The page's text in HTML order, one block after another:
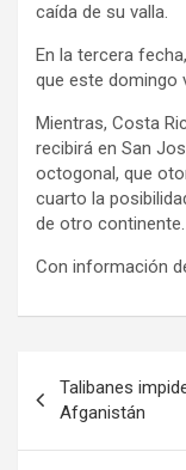
caída de su valla.
En la tercera
que este domingo
Mientras, Costa
recibirá en San
octogonal, que
cuarto la
de otro continente.
Con información
de
entradas
Talibanes
Afganistán